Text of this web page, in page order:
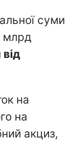
суми
млрд
на
на
акциз,